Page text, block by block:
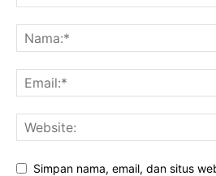
Simpan nama, email, dan situs